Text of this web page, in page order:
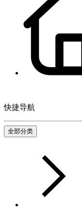
快捷导航
全部分类